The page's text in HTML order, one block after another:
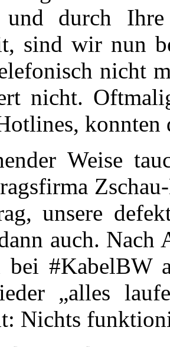
und durch
sind wir nun
nicht
nicht.
konnten
Weise
unsere
auch. Nach
bei #KabelBW
„alles
Nichts